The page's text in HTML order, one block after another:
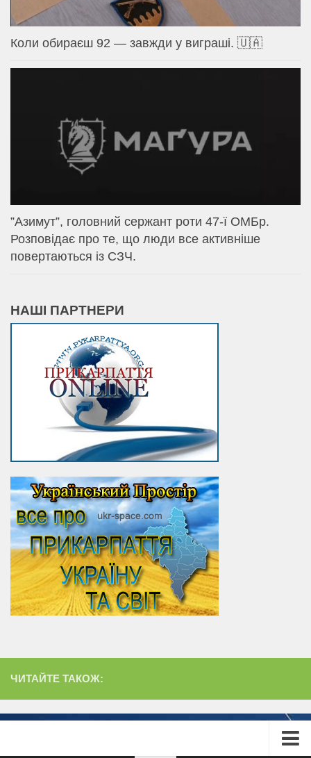
Коли обираєш 92 — завжди у виграші. 🇺🇦
⁨”Азимут”, головний сержант роти 47-ї ОМБр.
Розповідає про те, що люди все активніше
повертаються із СЗЧ.
НАШІ ПАРТНЕРИ
ЧИТАЙТЕ ТАКОЖ: